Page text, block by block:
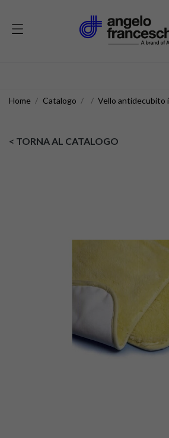
Home Catalogo Vello antidecubito
< TORNA AL CATALOGO